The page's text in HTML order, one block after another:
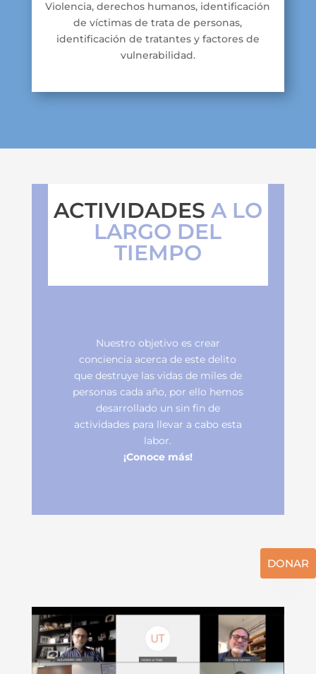
Violencia, derechos humanos, identificación
de víctimas de trata de personas,
identificación de tratantes y factores de
vulnerabilidad.
ACTIVIDADES A LO
LARGO DEL
TIEMPO
Nuestro objetivo es crear
conciencia acerca de este delito
que destruye las vidas de miles de
personas cada año, por ello hemos
desarrollado un sin fin de
actividades para llevar a cabo esta
labor.
¡Conoce más!
DONAR